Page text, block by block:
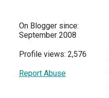
On Blogger since:
September 2008
Profile views: 2,576
Report Abuse